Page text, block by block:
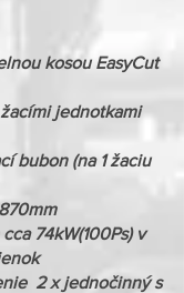
kosou EasyCut
jednotkami
bubon (na 1 žaciu
74kW(100Ps) v
2 x jednočinný s